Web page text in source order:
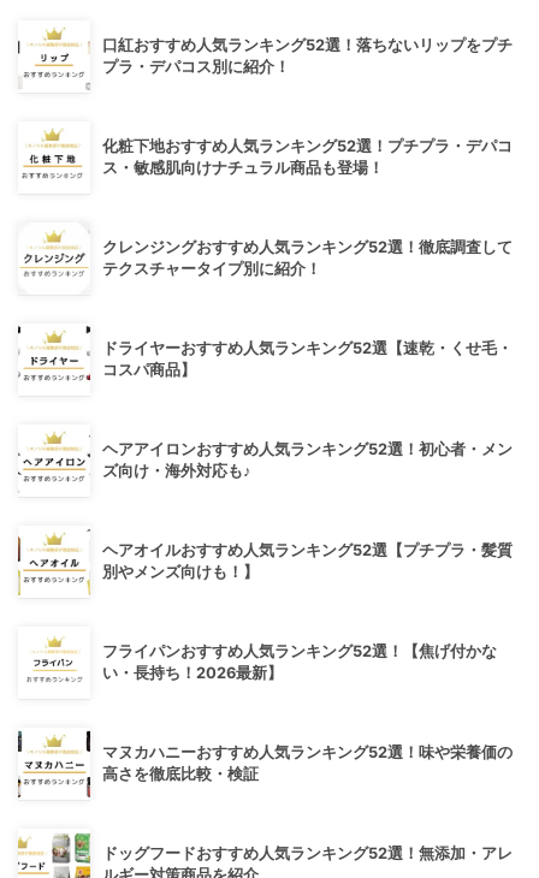
口紅おすすめ人気ランキング52選！落ちないリップをプチ
プラ・デパコス別に紹介！
化粧下地おすすめ人気ランキング52選！プチプラ・デパコ
ス・敏感肌向けナチュラル商品も登場！
クレンジングおすすめ人気ランキング52選！徹底調査して
テクスチャータイプ別に紹介！
ドライヤーおすすめ人気ランキング52選【速乾・くせ毛・
コスパ商品】
ヘアアイロンおすすめ人気ランキング52選！初心者・メン
ズ向け・海外対応も♪
ヘアオイルおすすめ人気ランキング52選【プチプラ・髪質
別やメンズ向けも！】
フライパンおすすめ人気ランキング52選！【焦げ付かな
い・長持ち！2026最新】
マヌカハニーおすすめ人気ランキング52選！味や栄養価の
高さを徹底比較・検証
ドッグフードおすすめ人気ランキング52選！無添加・アレ